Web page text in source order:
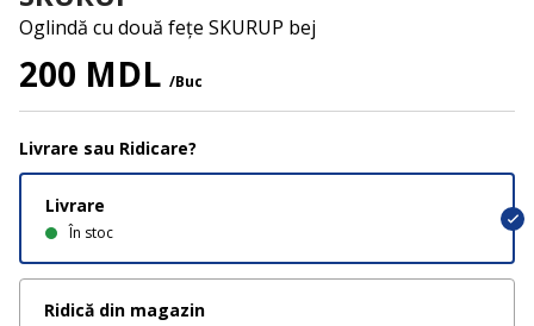
Oglindă cu două fețe SKURUP bej
200 MDL /Buc
Livrare sau Ridicare?
Livrare
În stoc
Ridică din magazin